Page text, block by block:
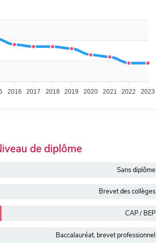
2016 2017 2018 2019 2020 2021 2022 2023
de diplôme
Sans diplôme
Brevet des collèges
CAP / BEP
Baccalauréat, brevet professionnel